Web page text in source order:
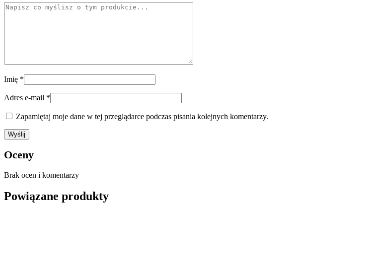
Imię *
Adres e-mail *
Zapamiętaj moje dane w tej przeglądarce podczas pisania kolejnych komentarzy.
Oceny
Brak ocen i komentarzy
Powiązane produkty